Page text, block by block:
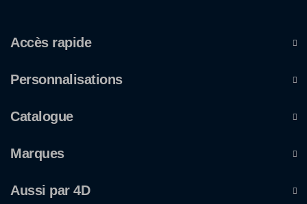
Accès rapide
Personnalisations
Catalogue
Marques
Aussi par 4D